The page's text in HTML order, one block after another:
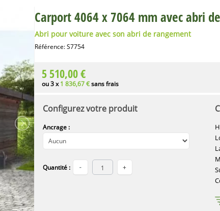
Carport 4064 x 7064 mm avec abri
Abri pour voiture avec son abri de rangement
Référence:S7754
5 510,00 €
ou 3 x1 836,67 €sans frais
Configurez votre produit
Ancrage :
Quantité :